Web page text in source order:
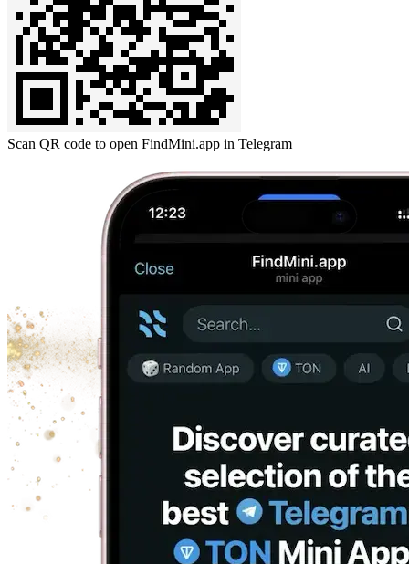
Scan QR code to open FindMini.app in Telegram